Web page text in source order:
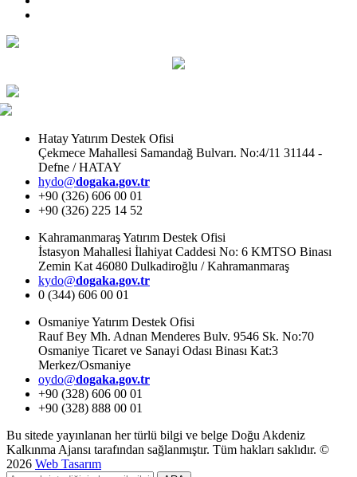
Hatay Yatırım Destek Ofisi
Çekmece Mahallesi Samandağ Bulvarı. No:4/11 31144 -
Defne / HATAY
hydo@dogaka.gov.tr
+90 (326) 606 00 01
+90 (326) 225 14 52
Kahramanmaraş Yatırım Destek Ofisi
İstasyon Mahallesi İlahiyat Caddesi No: 6 KMTSO Binası
Zemin Kat 46080 Dulkadiroğlu / Kahramanmaraş
kydo@dogaka.gov.tr
0 (344) 606 00 01
Osmaniye Yatırım Destek Ofisi
Rauf Bey Mh. Adnan Menderes Bulv. 9546 Sk. No:70
Osmaniye Ticaret ve Sanayi Odası Binası Kat:3
Merkez/Osmaniye
oydo@dogaka.gov.tr
+90 (328) 606 00 01
+90 (328) 888 00 01
Bu sitede yayınlanan her türlü bilgi ve belge Doğu Akdeniz
Kalkınma Ajansı tarafından sağlanmıştır. Tüm hakları saklıdır. ©
2026 Web Tasarım